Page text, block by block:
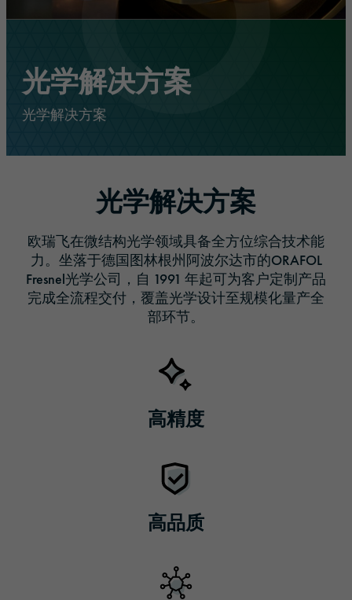
光学解决方案
光学解决方案
光学解决方案
欧瑞飞在微结构光学领域具备全方位综合技术能
力。坐落于德国图林根州阿波尔达市的ORAFOL
Fresnel光学公司，自 1991 年起可为客户定制产品
完成全流程交付，覆盖光学设计至规模化量产全
部环节。
高精度
高品质